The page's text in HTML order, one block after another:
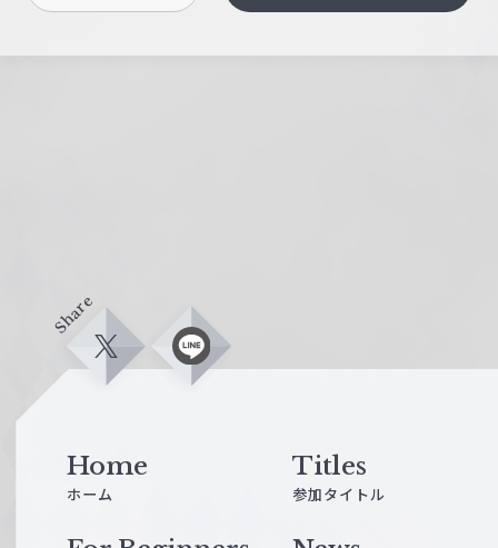
Share
X L
i
Home
ホーム
Titles
参加タイトル